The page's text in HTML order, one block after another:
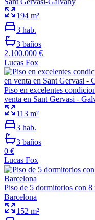
194 m²
3 hab.
3 baños
2.100.000 €
Lucas Fox
Piso en excelentes
venta en Sant Gervasi -
113 m²
3 hab.
3 baños
0 €
Lucas Fox
Piso de 5 dormitorios con 8
Barcelona
152 m²